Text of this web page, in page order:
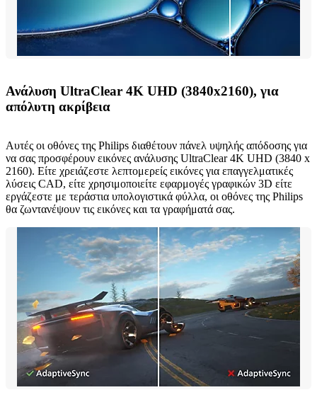
Ανάλυση UltraClear 4K UHD (3840x2160), για
απόλυτη ακρίβεια
Αυτές οι οθόνες της Philips διαθέτουν πάνελ υψηλής απόδοσης για
να σας προσφέρουν εικόνες ανάλυσης UltraClear 4K UHD (3840 x
2160). Είτε χρειάζεστε λεπτομερείς εικόνες για επαγγελματικές
λύσεις CAD, είτε χρησιμοποιείτε εφαρμογές γραφικών 3D είτε
εργάζεστε με τεράστια υπολογιστικά φύλλα, οι οθόνες της Philips
θα ζωντανέψουν τις εικόνες και τα γραφήματά σας.